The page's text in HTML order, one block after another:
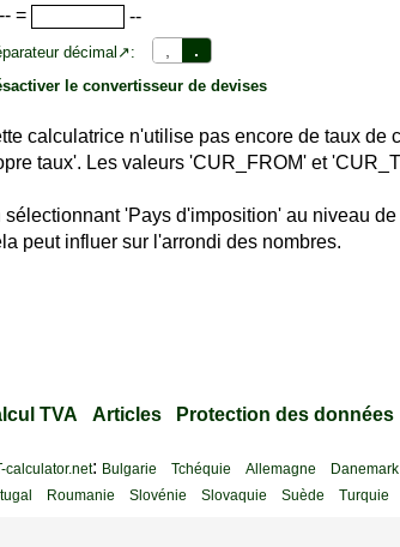
-- = --
décimal↗: .
le convertisseur de devises
calculatrice n'utilise pas encore de taux de
taux'. Les valeurs 'CUR_FROM' et
sélectionnant 'Pays d'imposition' au niveau
peut influer sur l'arrondi des nombres.
TVA Articles Protection des données
calculator.net: Bulgarie Tchéquie Allemagne Danemark
Roumanie Slovénie Slovaquie Suède Turquie